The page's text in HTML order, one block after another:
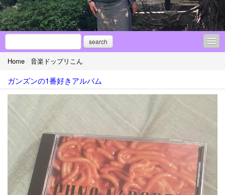
search
●縁談紹介部『フィナンサ～ユ』
◎振袖アレンジ！！
成人式【振袖レンタル】⇔傾向と対策
【（アンティーク）振袖集】
【女将他、スタッフ着物姿集】
●女将製作昔裂人形
●≪一又きものPARTY≫の風景
Home / 音楽ドップリこん
ガンズンの1番好きアルバム